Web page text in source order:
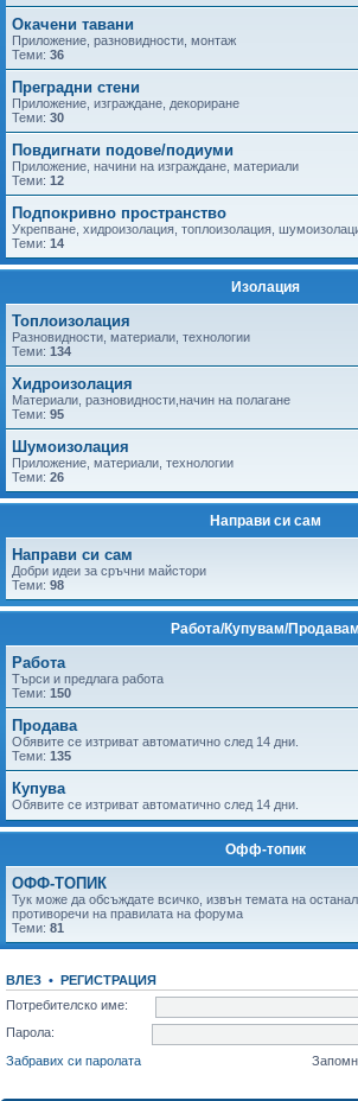
Окачени тавани
Приложение, разновидности, монтаж
Теми: 36
Преградни стени
Приложение, изграждане, декориране
Теми: 30
Повдигнати подове/подиуми
Приложение, начини на изграждане, материали
Теми: 12
Подпокривно пространство
Укрепване, хидроизолация, топлоизолация,
Теми: 14
Изолация
Топлоизолация
Разновидности, материали, технологии
Теми: 134
Хидроизолация
Материали, разновидности,начин на полагане
Теми: 95
Шумоизолация
Приложение, материали, технологии
Теми: 26
Направи си сам
Направи си сам
Добри идеи за сръчни майстори
Теми: 98
Работа/Купувам/Продавам
Работа
Tърси и предлага работа
Теми: 150
Продава
Обявите се изтриват автоматично след 14 дни.
Теми: 135
Купува
Обявите се изтриват автоматично след 14 дни.
Офф-топик
ОФФ-ТОПИК
Тук може да обсъждате всичко, извън темата на
противоречи на правилата на форума
Теми: 81
ВЛЕЗ • РЕГИСТРАЦИЯ
Потребителско име:
Парола:
Забравих си паролата